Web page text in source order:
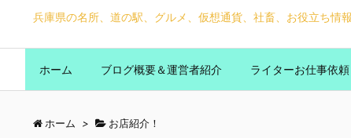
兵庫県の名所、道の駅、グルメ、仮想通貨、社畜、お役立ち情
ホーム ブログ概要＆運営者紹介 ライターお仕事依頼
ホーム > お店紹介！